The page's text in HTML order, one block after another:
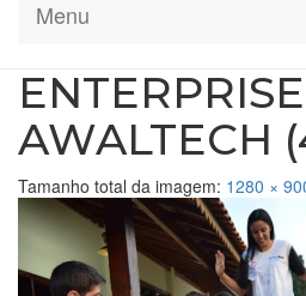
Menu
AWALTECH
Tamanho total da imagem: 1280 ×